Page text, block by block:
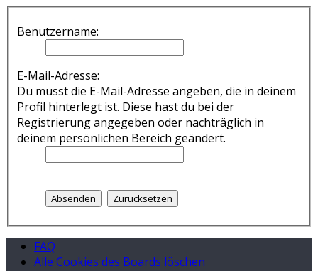
Benutzername:
E-Mail-Adresse:
Du musst die E-Mail-Adresse angeben, die in deinem
Profil hinterlegt ist. Diese hast du bei der
Registrierung angegeben oder nachträglich in
deinem persönlichen Bereich geändert.
FAQ
Alle Cookies des Boards löschen